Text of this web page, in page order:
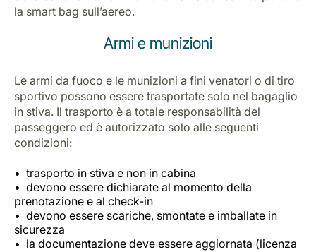
la smart bag sull’aereo.
Armi e munizioni
Le armi da fuoco e le munizioni a fini venatori o di tiro
sportivo possono essere trasportate solo nel bagaglio
in stiva. Il trasporto è a totale responsabilità del
passeggero ed è autorizzato solo alle seguenti
condizioni:
trasporto in stiva e non in cabina
devono essere dichiarate al momento della
prenotazione e al check-in
devono essere scariche, smontate e imballate in
sicurezza
la documentazione deve essere aggiornata (licenza